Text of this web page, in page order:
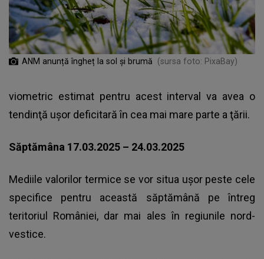
ANM anunță îngheț la sol și brumă (sursa foto: PixaBay)
viometric estimat pentru acest interval va avea o
tendinţă uşor deficitară în cea mai mare parte a ţării.
Săptămâna 17.03.2025 – 24.03.2025
Mediile valorilor termice se vor situa uşor peste cele
specifice pentru această săptămână pe întreg
teritoriul României, dar mai ales în regiunile nord-
vestice.